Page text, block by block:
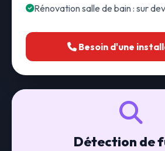
Rénovation salle de bain : sur
Besoin d'une
Détection de